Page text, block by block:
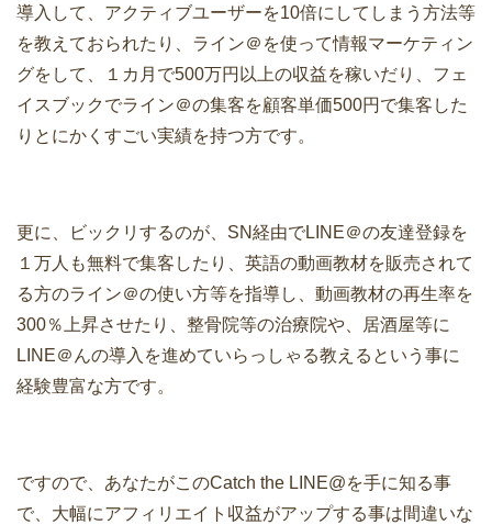
導入して、アクティブユーザーを10倍にしてしまう方法等
を教えておられたり、ライン＠を使って情報マーケティン
グをして、１カ月で500万円以上の収益を稼いだり、フェ
イスブックでライン＠の集客を顧客単価500円で集客した
りとにかくすごい実績を持つ方です。
更に、ビックリするのが、SN経由でLINE＠の友達登録を
１万人も無料で集客したり、英語の動画教材を販売されて
る方のライン＠の使い方等を指導し、動画教材の再生率を
300％上昇させたり、整骨院等の治療院や、居酒屋等に
LINE＠んの導入を進めていらっしゃる教えるという事に
経験豊富な方です。
ですので、あなたがこのCatch the LINE@を手に知る事
で、大幅にアフィリエイト収益がアップする事は間違いな